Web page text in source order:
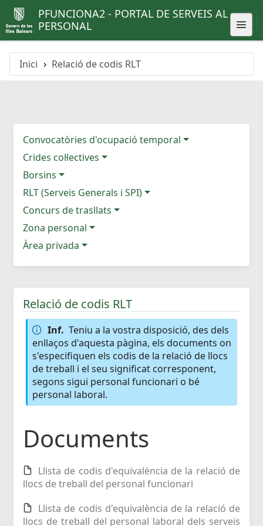
PFUNCIONA2 - PORTAL DE SERVEIS AL
PERSONAL
Inici Relació de codis RLT
Convocatòries d'ocupació temporal
Crides col·lectives
Borsins
RLT (Serveis Generals i SPI)
Concurs de trasllats
Zona personal
Àrea privada
Relació de codis RLT
Inf. Teniu a la vostra disposició, des dels
enllaços d'aquesta pàgina, els documents on
s'especifiquen els codis de la relació de llocs
de treball i el seu significat corresponent,
segons sigui personal funcionari o bé
personal laboral.
Documents
Llista de codis d'equivalència de la relació de
llocs de treball del personal funcionari
Llista de codis d'equivalència de la relació de
llocs de treball del personal laboral dels serveis